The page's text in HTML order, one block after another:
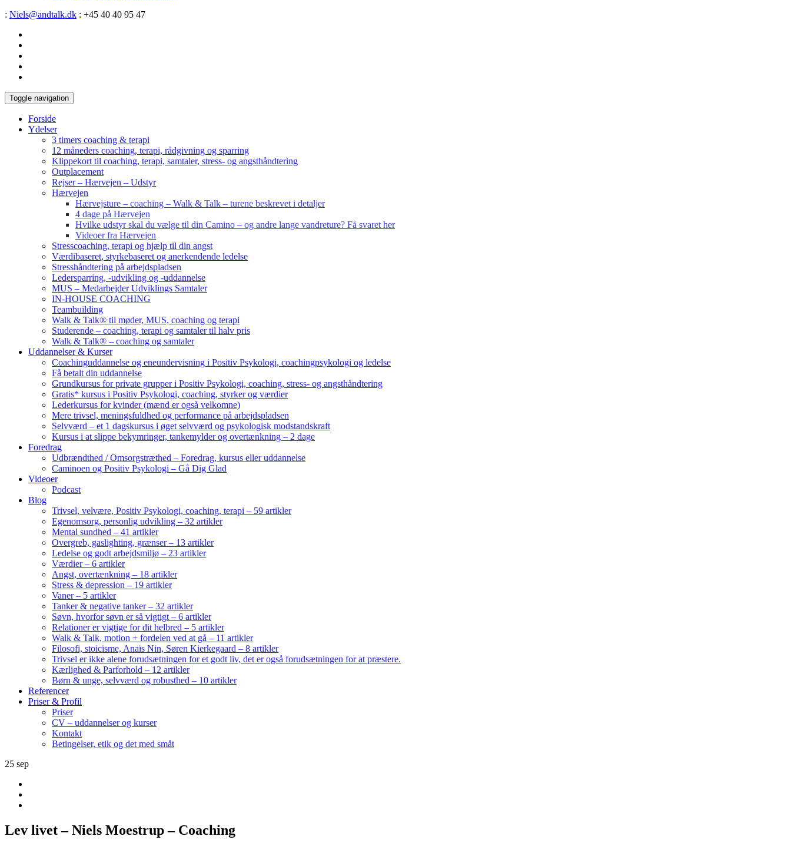
: Niels@andtalk.dk : +45 40 40 95 47
Toggle navigation
Forside
Ydelser
3 timers coaching & terapi
12 måneders coaching, terapi, rådgivning og sparring
Klippekort til coaching, terapi, samtaler, stress- og angsthåndtering
Outplacement
Rejser – Hærvejen – Udstyr
Hærvejen
Hærvejsture – coaching – Walk & Talk – turene beskrevet i detaljer
4 dage på Hærvejen
Hvilke udstyr skal du vælge til din Camino – og andre lange vandreture? Få svaret her
Videoer fra Hærvejen
Stresscoaching, terapi og hjælp til din angst
Værdibaseret, styrkebaseret og anerkendende ledelse
Stresshåndtering på arbejdspladsen
Ledersparring, -udvikling og -uddannelse
MUS – Medarbejder Udviklings Samtaler
IN-HOUSE COACHING
Teambuilding
Walk & Talk® til møder, MUS, coaching og terapi
Studerende – coaching, terapi og samtaler til halv pris
Walk & Talk® – coaching og samtaler
Uddannelser & Kurser
Coachinguddannelse og eneundervisning i Positiv Psykologi, coachingpsykologi og ledelse
Få betalt din uddannelse
Grundkursus for private grupper i Positiv Psykologi, coaching, stress- og angsthåndtering
Gratis* kursus i Positiv Psykologi, coaching, styrker og værdier
Lederkursus for kvinder (mænd er også velkomne)
Mere trivsel, meningsfuldhed og performance på arbejdspladsen
Selvværd – et 1 dagskursus i øget selvværd og psykologisk modstandskraft
Kursus i at slippe bekymringer, tankemylder og overtænkning – 2 dage
Foredrag
Udbrændthed / Omsorgstræthed – Foredrag, kursus eller uddannelse
Caminoen og Positiv Psykologi – Gå Dig Glad
Videoer
Podcast
Blog
Trivsel, velvære, Positiv Psykologi, coaching, terapi – 59 artikler
Egenomsorg, personlig udvikling – 32 artikler
Mental sundhed – 41 artikler
Overgreb, gaslighting, grænser – 13 artikler
Ledelse og godt arbejdsmiljø – 23 artikler
Værdier – 6 artikler
Angst, overtænkning – 18 artikler
Stress & depression – 19 artikler
Vaner – 5 artikler
Tanker & negative tanker – 32 artikler
Søvn, hvorfor søvn er så vigtigt – 6 artikler
Relationer er vigtige for dit helbred – 5 artikler
Walk & Talk, motion + fordelen ved at gå – 11 artikler
Filosofi, stoicisme, Anaïs Nin, Søren Kierkegaard – 8 artikler
Trivsel er ikke alene forudsætningen for et godt liv, det er også forudsætningen for at præstere.
Kærlighed & Parforhold – 12 artikler
Børn & unge, selvværd og robusthed – 10 artikler
Referencer
Priser & Profil
Priser
CV – uddannelser og kurser
Kontakt
Betingelser, etik og det med småt
25 sep
Lev livet – Niels Moestrup – Coaching